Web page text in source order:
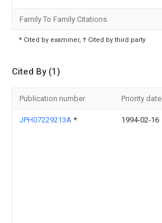
Family To Family Citations
* Cited by examiner, † Cited by third party
Cited By (1)
Publication number Priority date
JPH07229213A * 1994-02-16